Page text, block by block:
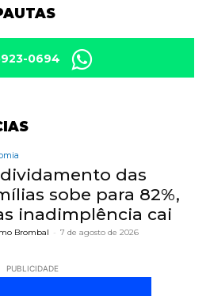
0694
das
sobe para 82%,
inadimplência cai
Brombal - 7 de agosto de 2026
PUBLICIDADE